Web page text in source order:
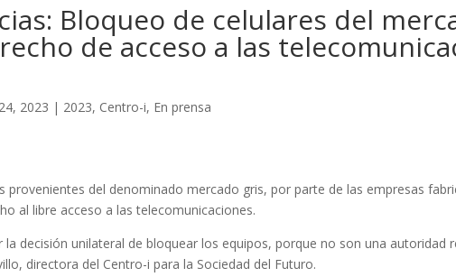
Bloqueo de celulares del
de acceso a las
2023 | 2023, Centro-i, En prensa
provenientes del denominado mercado gris, por parte de las empresas
al libre acceso a las telecomunicaciones.
la decisión unilateral de bloquear los equipos, porque no son una autoridad
directora del Centro-i para la Sociedad del Futuro.